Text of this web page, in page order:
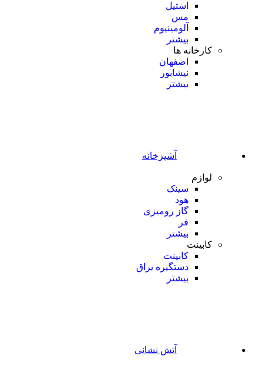
استیل
مس
آلومینیوم
بیشتر
کارخانه ها
اصفهان
نیشابور
بیشتر
آشپزخانه
لوازم
سینک
هود
گاز رومیزی
فر
بیشتر
کابینت
کابینت
دستگیره یراق
بیشتر
آتش نشانی